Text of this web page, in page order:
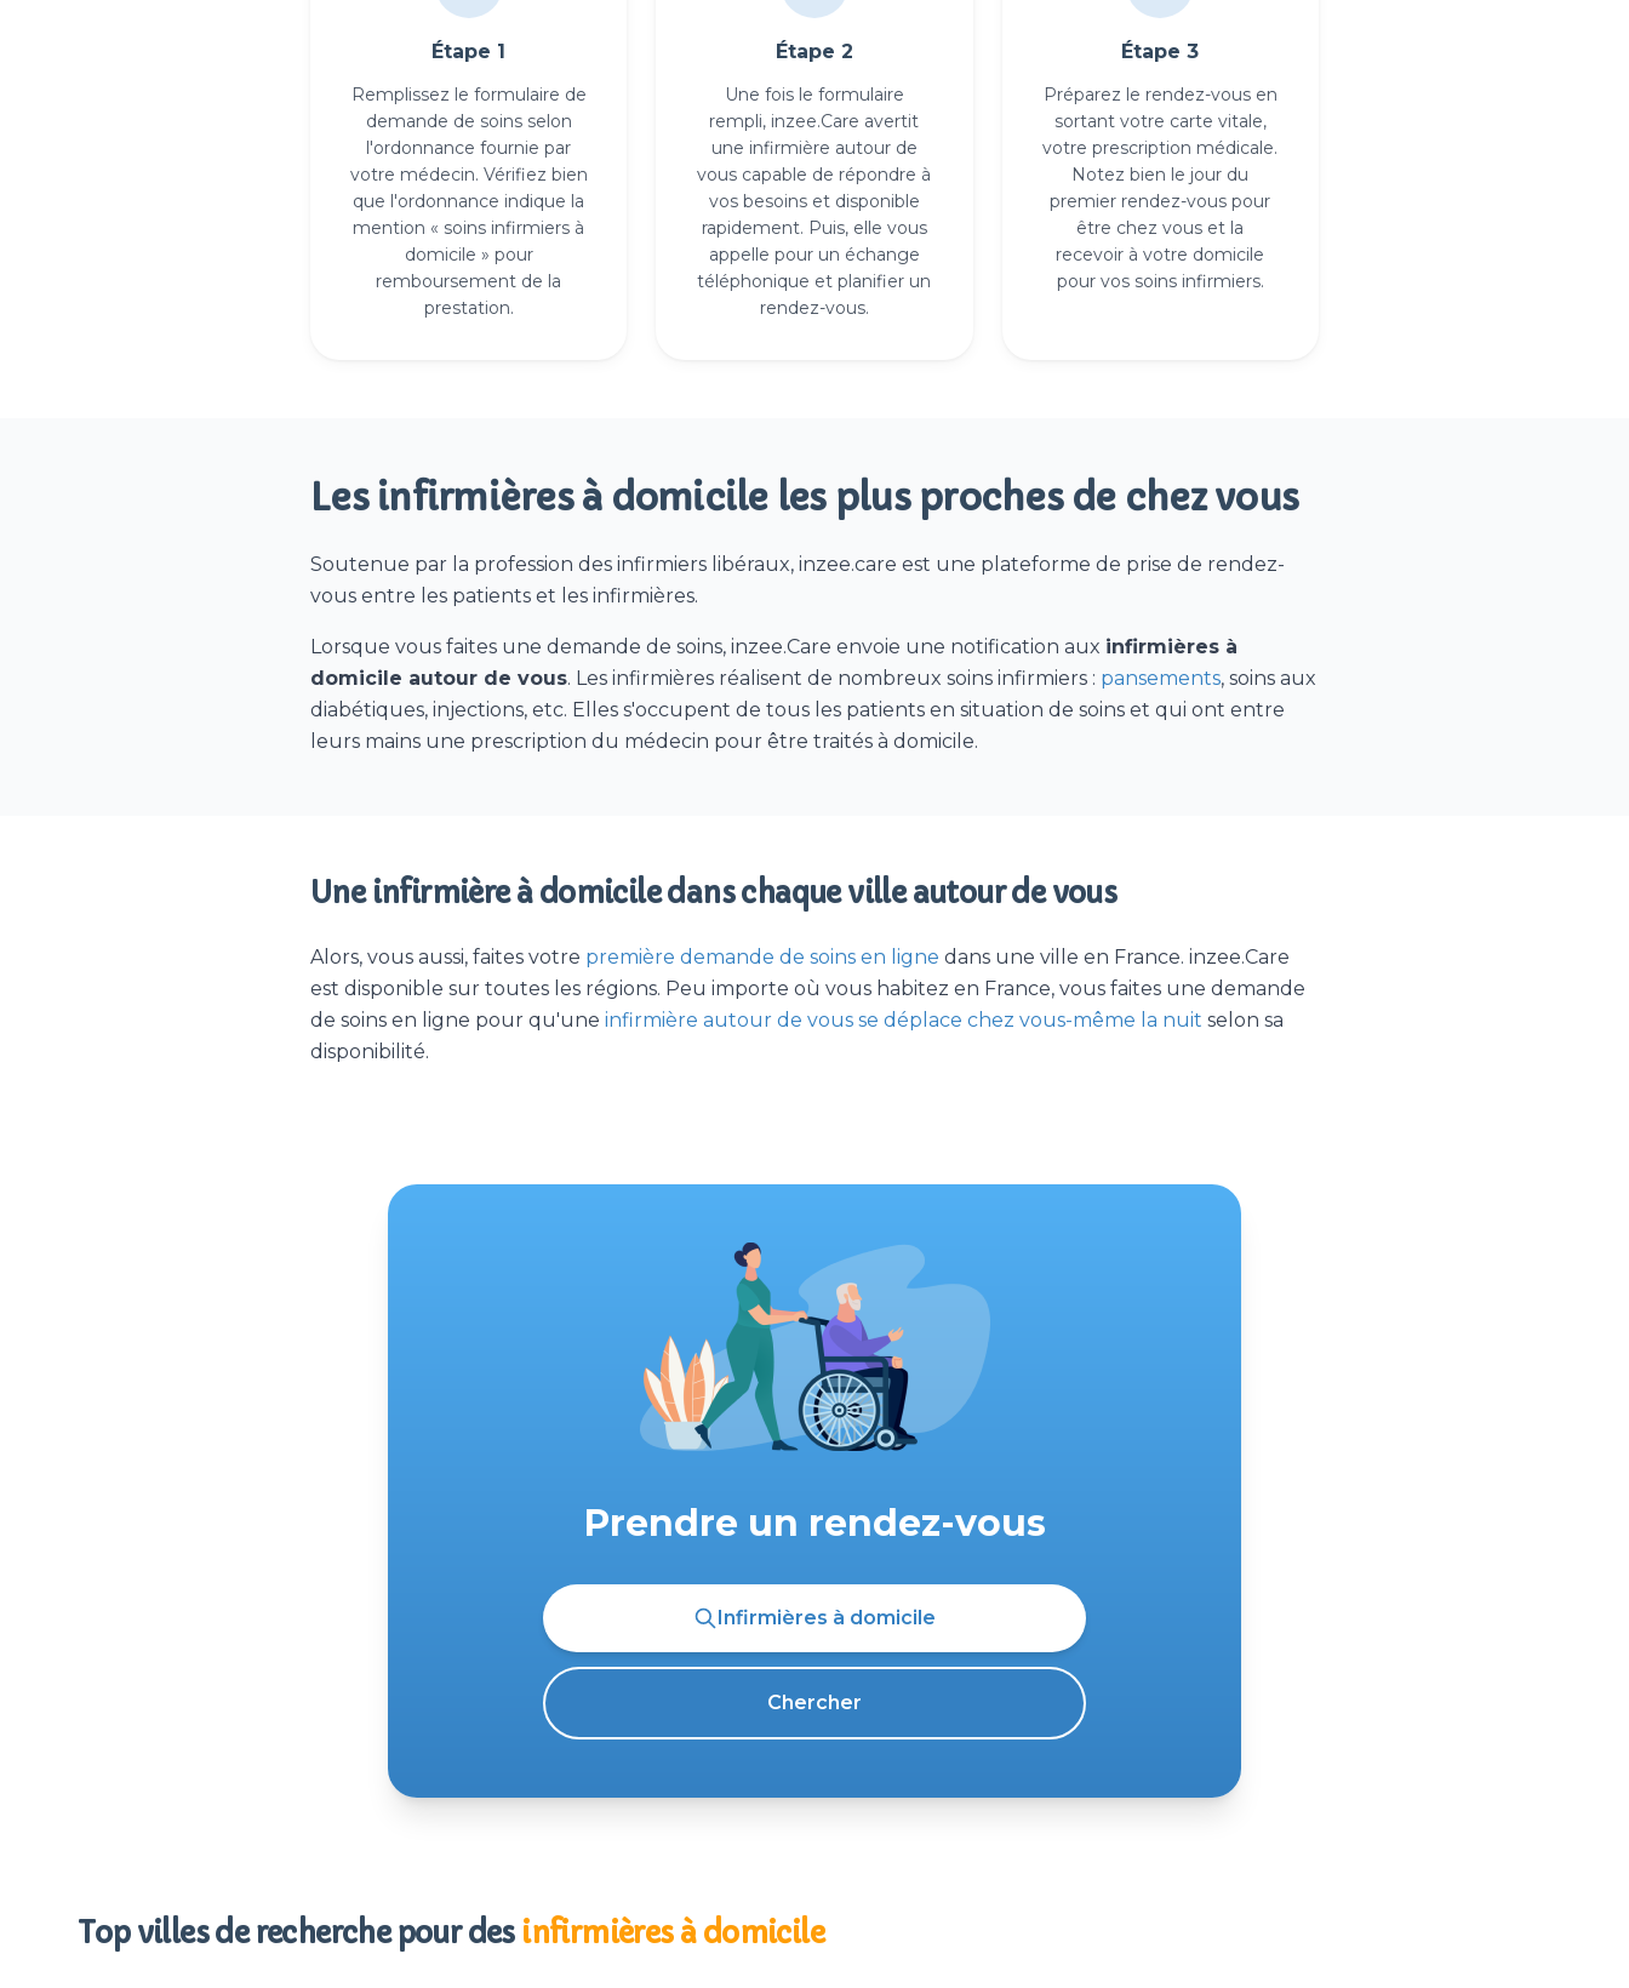
Étape 1
Remplissez le formulaire de
demande de soins selon
l'ordonnance fournie par
votre médecin. Vérifiez bien
que l'ordonnance indique la
mention « soins infirmiers à
domicile » pour
remboursement de la
prestation.
Étape 2
Une fois le formulaire
rempli, inzee.Care avertit
une infirmière autour de
vous capable de répondre à
vos besoins et disponible
rapidement. Puis, elle vous
appelle pour un échange
téléphonique et planifier un
rendez-vous.
Étape 3
Préparez le rendez-vous en
sortant votre carte vitale,
votre prescription médicale.
Notez bien le jour du
premier rendez-vous pour
être chez vous et la
recevoir à votre domicile
pour vos soins infirmiers.
Les infirmières à domicile les plus proches de chez vous
Soutenue par la profession des infirmiers libéraux, inzee.care est une plateforme de prise de rendez-
vous entre les patients et les infirmières.
Lorsque vous faites une demande de soins, inzee.Care envoie une notification aux infirmières à
domicile autour de vous. Les infirmières réalisent de nombreux soins infirmiers : pansements, soins aux
diabétiques, injections, etc. Elles s'occupent de tous les patients en situation de soins et qui ont entre
leurs mains une prescription du médecin pour être traités à domicile.
Une infirmière à domicile dans chaque ville autour de vous
Alors, vous aussi, faites votre première demande de soins en ligne dans une ville en France. inzee.Care
est disponible sur toutes les régions. Peu importe où vous habitez en France, vous faites une demande
de soins en ligne pour qu'une infirmière autour de vous se déplace chez vous-même la nuit selon sa
disponibilité.
Prendre un rendez-vous
Infirmières à domicile
Chercher
Top villes de recherche pour des infirmières à domicile